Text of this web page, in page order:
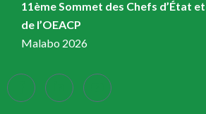
11ème Sommet des Chefs d’État
de l’OEACP
Malabo 2026